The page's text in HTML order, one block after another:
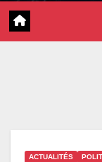
ACTUALITÉS